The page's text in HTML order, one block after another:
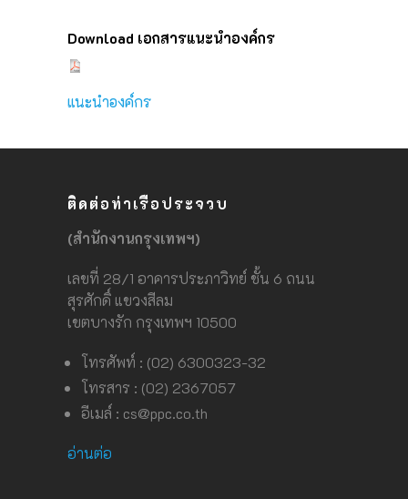
Download เอกสารแนะนำองค์กร
แนะนำองค์กร
ติดต่อท่าเรือประจวบ
(สำนักงานกรุงเทพฯ)
เลขที่ 28/1 อาคารประภาวิทย์ ชั้น 6 ถนน
สุรศักดิ์ แขวงสีลม
เขตบางรัก กรุงเทพฯ 10500
โทรศัพท์ : (02) 6300323-32
โทรสาร : (02) 2367057
อีเมล์ : cs@ppc.co.th
อ่านต่อ